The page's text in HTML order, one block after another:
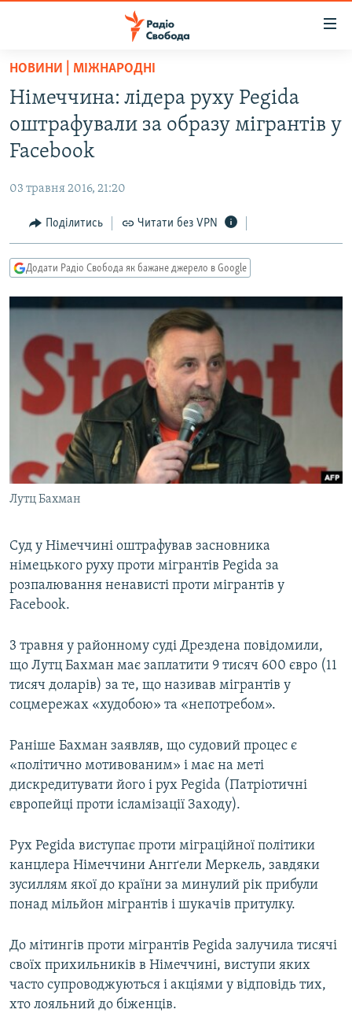
Перейти
основного
матеріалу
Перейти
до
основної
навігації
Перейти
до
пошуку
ВСЕ ЗА ДОБУ
СТАТТІ
ЕКОНОМІКА
СУСПІЛЬСТВО
УКРАЇНА
СВІТ
РОСІЙСЬКА «ФІЛЬТРАЦІЯ»
ДОНБАС.РЕАЛІЇ
ТИ ЯК?
СХЕМИ
ПРИАЗОВ’Я
КИТАЙ.ВИКЛИКИ
МУЛЬТИМЕДІА
СПЕЦПРОЄКТИ
ПОДКАСТИ
РУС
УКР
КТАТ
ДОЛУЧАЙСЯ!
Усі сайти RFE/RL
НОВИНИ | МІЖНАРОДНІ
Німеччина: лідера руху Pegida
оштрафували за образу мігрантів у
Facebook
03 травня 2016, 21:20
Поділитись Читати без VPN
Додати Радіо Свобода як бажане джерело в Google
Лутц Бахман
Суд у Німеччині оштрафував засновника
німецького руху проти мігрантів Pegida за
розпалювання ненависті проти мігрантів у
Facebook.
3 травня у районному суді Дрездена повідомили,
що Лутц Бахман має заплатити 9 тисяч 600 євро (11
тисяч доларів) за те, що називав мігрантів у
соцмережах «худобою» та «непотребом».
Раніше Бахман заявляв, що судовий процес є
«політично мотивованим» і має на меті
дискредитувати його і рух Pegida (Патріотичні
європейці проти ісламізації Заходу).
Рух Pegida виступає проти міграційної політики
канцлера Німеччини Ангґели Меркель, завдяки
зусиллям якої до країни за минулий рік прибули
понад мільйон мігрантів і шукачів притулку.
До мітингів проти мігрантів Pegida залучила тисячі
своїх прихильників в Німеччині, виступи яких
часто супроводжуються і акціями у відповідь тих,
хто лояльний до біженців.